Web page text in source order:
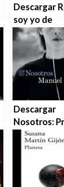
Descargar
soy yo de
Santiago
Posteguillo
EPUB | PDF |
MOBI
Descargar
Nosotros:
Nadal 2023 –
Manuel